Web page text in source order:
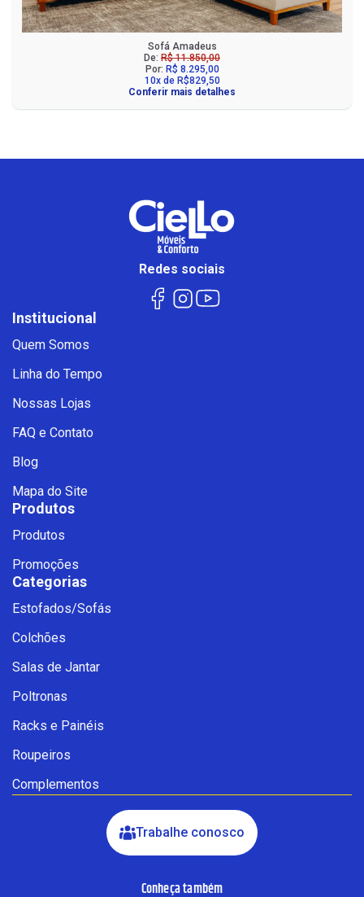
Sofá Amadeus
De: R$ 11.850,00
Por: R$ 8.295,00
10x de R$829,50
Conferir mais detalhes
Redes sociais
Institucional
Quem Somos
Linha do Tempo
Nossas Lojas
FAQ e Contato
Blog
Mapa do Site
Produtos
Produtos
Promoções
Categorias
Estofados/Sofás
Colchões
Salas de Jantar
Poltronas
Racks e Painéis
Roupeiros
Complementos
Trabalhe conosco
Conheça também